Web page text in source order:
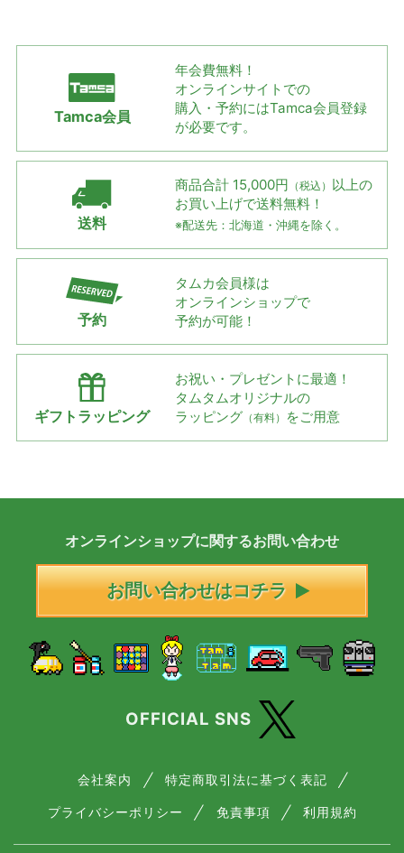
Tamca会員
年会費無料！
オンラインサイトでの
購入・予約にはTamca会員登録
が必要です。
送料
商品合計 15,000円 （税込） 以上の
お買い上げで送料無料！
※配送先：北海道・沖縄を除く。
予約
タムカ会員様は
オンラインショップで
予約が可能！
ギフトラッピング
お祝い・プレゼントに最適！
タムタムオリジナルの
ラッピング （有料） をご用意
オンラインショップに関するお問い合わせ
お問い合わせはコチラ
OFFICIAL SNS
会社案内 特定商取引法に基づく表記
プライバシーポリシー 免責事項 利用規約